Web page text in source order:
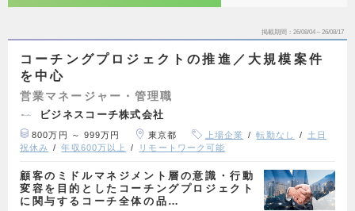
掲載期間 26/08/04～26/08/17
コーチングプロジェクトの推進／大規模案件
を中心
営業マネージャー・管理職
ビジネスコーチ株式会社
800万円 ～ 999万円 東京都 上場企業 転勤なし
土日
祝休み
年収600万以上 リモートワーク可能
顧客のミドルマネジメント層の意識・行動
変容を目的としたコーチングプロジェクト
に関与するコーチ全体の品…